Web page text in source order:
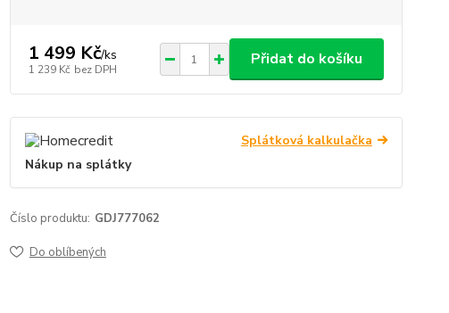
1 499 Kč/ks
1 239 Kč bez DPH
Přidat do košíku
Splátková kalkulačka
Nákup na splátky
Číslo produktu: GDJ777062
Do oblíbených